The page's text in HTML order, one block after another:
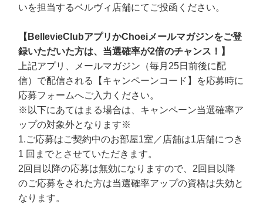
いを担当するベルヴィ店舗にてご投函ください。
【BellevieClubアプリかChoeiメールマガジンをご登
録いただいた方は、当選確率が2倍のチャンス！】
上記アプリ、メールマガジン（毎月25日前後に配
信）で配信される【キャンペーンコード】を応募時に
応募フォームへご入力ください。
※以下にあてはまる場合は、キャンペーン当選確率ア
ップの対象外となります※
1.ご応募はご契約中のお部屋1室／店舗は1店舗につき
1 回までとさせていただきます。
2回目以降の応募は無効になりますので、2回目以降
のご応募をされた方は当選確率アップの資格は失効と
なります。